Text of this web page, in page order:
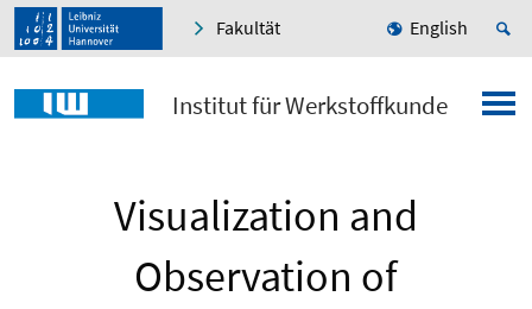
Fakultät English
Institut für Werkstoffkunde
Visualization and
Observation of